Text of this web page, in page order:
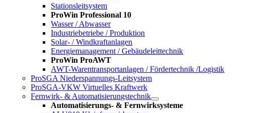
Stationsleitsystem
ProWin Professional 10
Wasser / Abwasser
Industriebetriebe / Produktion
Solar- / Windkraftanlagen
Energiemanagement / Gebäudeleittechnik
ProWin ProAWT
AWT-Warentransportanlagen / Fördertechnik /Logistik
ProSGA Niederspannungs-Leitsystem
ProSGA-VKW Virtuelles Kraftwerk
Fernwirk- & Automatisierungstechnik
Automatisierungs- & Fernwirksysteme